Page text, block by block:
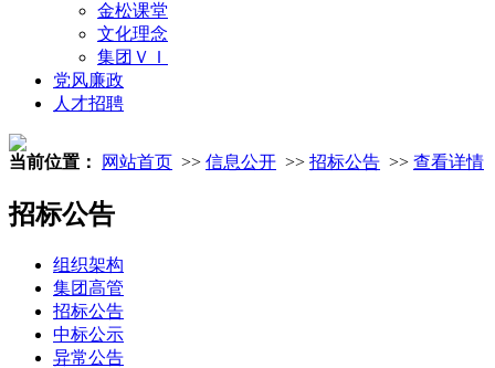
金松课堂
文化理念
集团ＶＩ
党风廉政
人才招聘
当前位置： 网站首页 >> 信息公开 >> 招标公告 >> 查看详情
招标公告
组织架构
集团高管
招标公告
中标公示
异常公告